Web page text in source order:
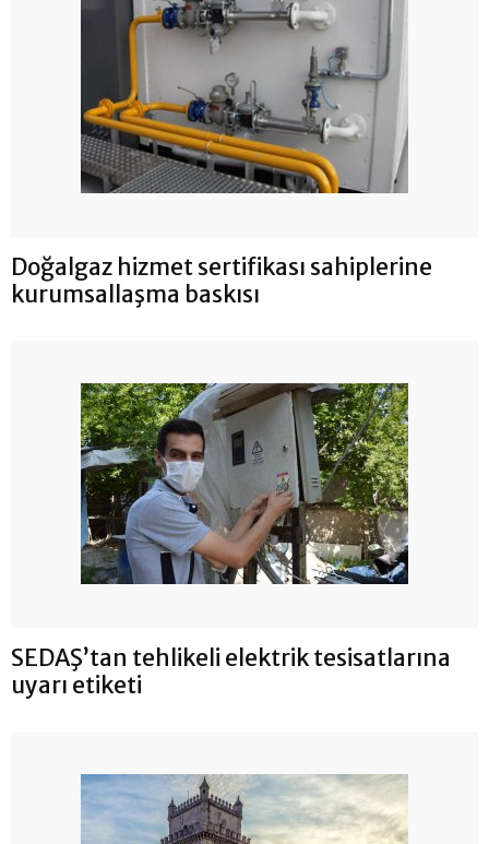
Doğalgaz hizmet sertifikası sahiplerine
kurumsallaşma baskısı
SEDAŞ’tan tehlikeli elektrik tesisatlarına
uyarı etiketi